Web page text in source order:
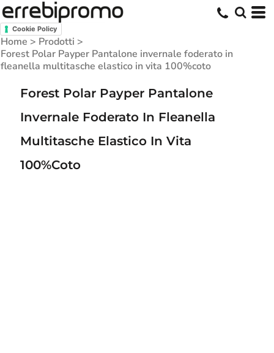
Cookie Policy
Home > Prodotti >
Forest Polar Payper Pantalone invernale foderato in
fleanella multitasche elastico in vita 100%coto
Forest Polar Payper Pantalone
Invernale Foderato In Fleanella
Multitasche Elastico In Vita
100%coto